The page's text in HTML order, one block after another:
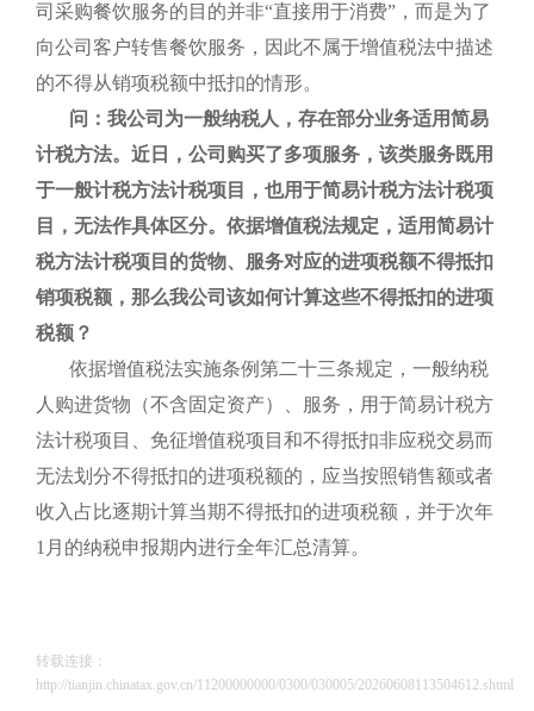
司采购餐饮服务的目的并非“直接用于消费”，而是为了
向公司客户转售餐饮服务，因此不属于增值税法中描述
的不得从销项税额中抵扣的情形。
问：我公司为一般纳税人，存在部分业务适用简易
计税方法。近日，公司购买了多项服务，该类服务既用
于一般计税方法计税项目，也用于简易计税方法计税项
目，无法作具体区分。依据增值税法规定，适用简易计
税方法计税项目的货物、服务对应的进项税额不得抵扣
销项税额，那么我公司该如何计算这些不得抵扣的进项
税额？
依据增值税法实施条例第二十三条规定，一般纳税
人购进货物（不含固定资产）、服务，用于简易计税方
法计税项目、免征增值税项目和不得抵扣非应税交易而
无法划分不得抵扣的进项税额的，应当按照销售额或者
收入占比逐期计算当期不得抵扣的进项税额，并于次年
1月的纳税申报期内进行全年汇总清算。
转载连接：
http://tianjin.chinatax.gov.cn/11200000000/0300/030005/20260608113504612.shtml